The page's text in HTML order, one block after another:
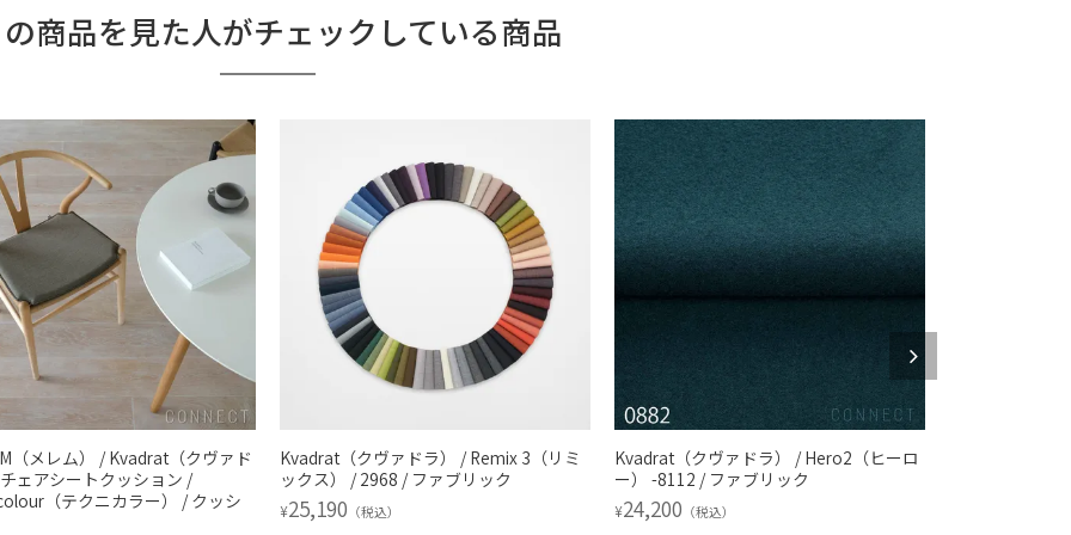
商品を見た人がチェックしている商品
（メレム） / Kvadrat（クヴァド
ェアシートクッション /
（テクニカラー） / クッシ
Kvadrat（クヴァドラ） / Remix 3（リミ
ックス） / 2968 / ファブリック
¥25,190 （税込）
Kvadrat（クヴァドラ） / Hero2（ヒーロ
ー） -8112 / ファブリック
¥24,200 （税込）